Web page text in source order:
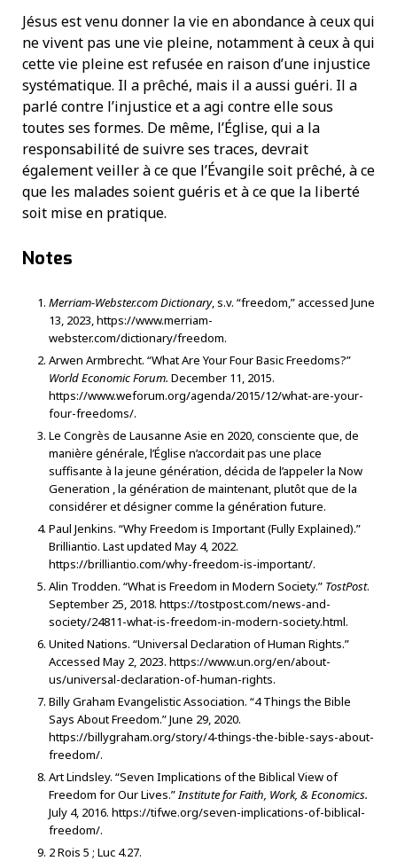
Jésus est venu donner la vie en abondance à ceux qui
ne vivent pas une vie pleine, notamment à ceux à qui
cette vie pleine est refusée en raison d’une injustice
systématique. Il a prêché, mais il a aussi guéri. Il a
parlé contre l’injustice et a agi contre elle sous
toutes ses formes. De même, l’Église, qui a la
responsabilité de suivre ses traces, devrait
également veiller à ce que l’Évangile soit prêché, à ce
que les malades soient guéris et à ce que la liberté
soit mise en pratique.
Notes
Merriam-Webster.com Dictionary, s.v. “freedom,” accessed June
13, 2023, https://www.merriam-
webster.com/dictionary/freedom.
Arwen Armbrecht. “What Are Your Four Basic Freedoms?”
World Economic Forum. December 11, 2015.
https://www.weforum.org/agenda/2015/12/what-are-your-
four-freedoms/.
Le Congrès de Lausanne Asie en 2020, consciente que, de
manière générale, l’Église n’accordait pas une place
suffisante à la jeune génération, décida de l’appeler la Now
Generation , la génération de maintenant, plutôt que de la
considérer et désigner comme la génération future.
Paul Jenkins. “Why Freedom is Important (Fully Explained).”
Brilliantio. Last updated May 4, 2022.
https://brilliantio.com/why-freedom-is-important/.
Alin Trodden. “What is Freedom in Modern Society.” TostPost.
September 25, 2018. https://tostpost.com/news-and-
society/24811-what-is-freedom-in-modern-society.html.
United Nations. “Universal Declaration of Human Rights.”
Accessed May 2, 2023. https://www.un.org/en/about-
us/universal-declaration-of-human-rights.
Billy Graham Evangelistic Association. “4 Things the Bible
Says About Freedom.” June 29, 2020.
https://billygraham.org/story/4-things-the-bible-says-about-
freedom/.
Art Lindsley. “Seven Implications of the Biblical View of
Freedom for Our Lives.”Institute for Faith, Work, & Economics.
July 4, 2016. https://tifwe.org/seven-implications-of-biblical-
freedom/.
2 Rois 5 ; Luc 4.27.